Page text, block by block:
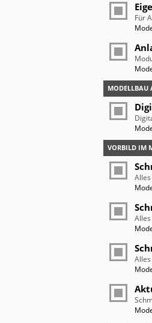
Für
MODELLBAU
VORBILD IM